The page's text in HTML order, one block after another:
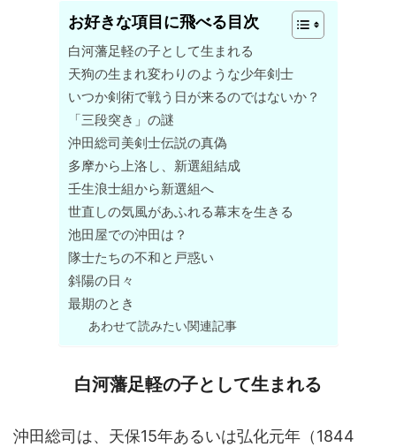
お好きな項目に飛べる目次
白河藩足軽の子として生まれる
天狗の生まれ変わりのような少年剣士
いつか剣術で戦う日が来るのではないか？
「三段突き」の謎
沖田総司美剣士伝説の真偽
多摩から上洛し、新選組結成
壬生浪士組から新選組へ
世直しの気風があふれる幕末を生きる
池田屋での沖田は？
隊士たちの不和と戸惑い
斜陽の日々
最期のとき
あわせて読みたい関連記事
白河藩足軽の子として生まれる
沖田総司は、天保15年あるいは弘化元年（1844